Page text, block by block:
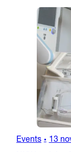
Events • 13